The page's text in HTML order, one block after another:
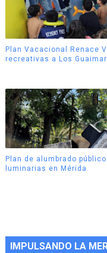
Plan Vacacional Renace
recreativas a Los
Plan de alumbrado
luminarias en Mérida
IMPULSANDO LA